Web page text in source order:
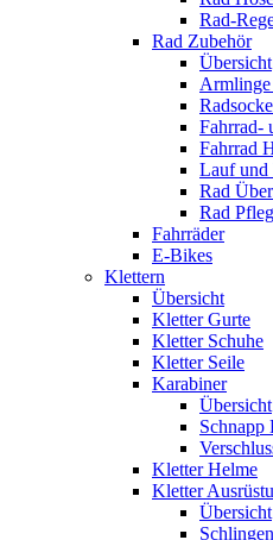
Rad-
Rad Zubehör
Übersicht
Fahrrad-
Fahrrad
Lauf und
Rad
Rad
Fahrräder
E-Bikes
Klettern
Übersicht
Kletter Gurte
Kletter Schuhe
Kletter Seile
Karabiner
Übersicht
Schnapp
Kletter Helme
Kletter
Übersicht
Schlingen